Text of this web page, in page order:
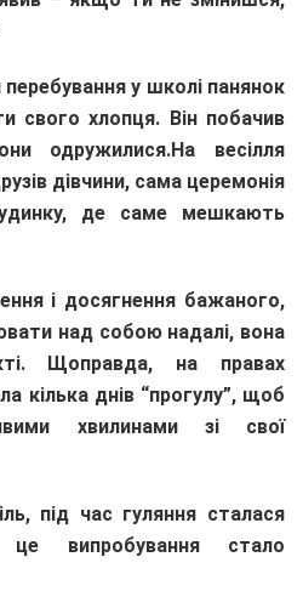
у школі панянок
свого хлопця. Він побачив
одружилися.На весілля
дівчини, сама церемонія
де саме мешкають
і досягнення бажаного,
над собою надалі, вона
Щоправда, на правах
кілька днів “прогулу”, щоб
хвилинами зі свої
під час гуляння сталася
випробування стало